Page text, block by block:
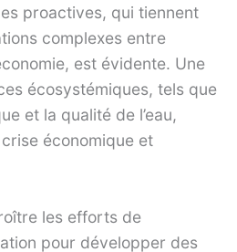
proactives, qui tiennent
complexes entre
est évidente. Une
écosystémiques, tels que
et la qualité de l’eau,
économique et
les efforts de
pour développer des